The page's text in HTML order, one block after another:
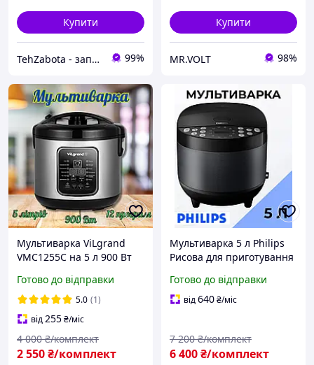
Купити
TehZabota - запчастини та аксесуари до побутової техніки 99%
Купити
MR.VOLT 98%
Мультиварка ViLgrand
VMC1255C на 5 л 900 Вт
чаша йогуртниця
електронне управління
Готово до відправки
5.0 (1)
від255₴/міс
2 550₴/комплект
4 000 ₴/комплект
Мультиварка 5 л Philips
Рисова для приготування
мультиварки рисоварки з
чашею 1067 Вт
Готово до відправки
від640₴/міс
6 400₴/комплект
7 200 ₴/комплект